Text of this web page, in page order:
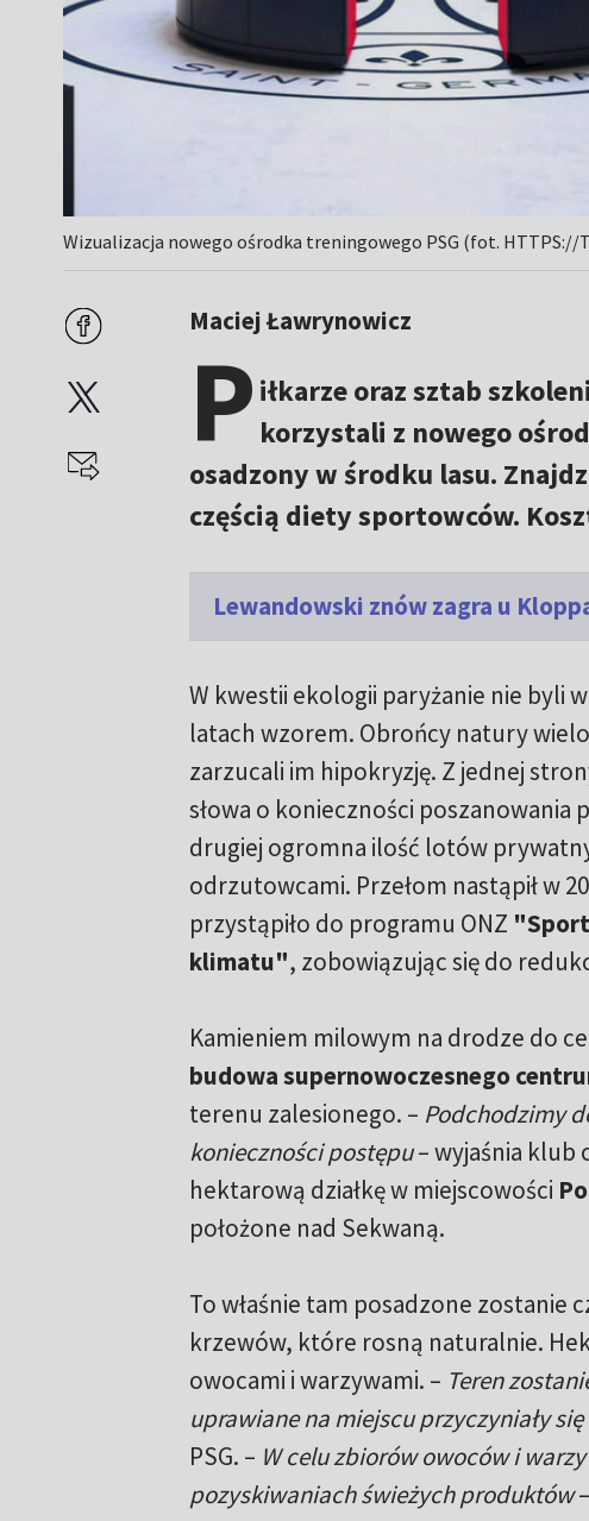
Wizualizacja nowego ośrodka treningowego PSG (fot. HTTPS://
Maciej Ławrynowicz
P iłkarze oraz sztab
korzystali z nowego
osadzony w środku lasu.
częścią diety sportowców.
Lewandowski znów zagra u
W kwestii ekologii paryżanie nie byli
latach wzorem. Obrońcy natury
zarzucali im hipokryzję. Z jednej
słowa o konieczności poszanowania
drugiej ogromna ilość lotów
odrzutowcami. Przełom nastąpił w
przystąpiło do programu ONZ
klimatu", zobowiązując się do
Kamieniem milowym na drodze do
budowa supernowoczesnego
terenu zalesionego. – Podchodzimy
konieczności postępu– wyjaśnia klub
hektarową działkę w miejscowości
położone nad Sekwaną.
To właśnie tam posadzone zostanie
krzewów, które rosną naturalnie.
owocami i warzywami. – Teren
uprawiane na miejscu przyczyniały
PSG. – W celu zbiorów owoców i
pozyskiwaniach świeżych produktów